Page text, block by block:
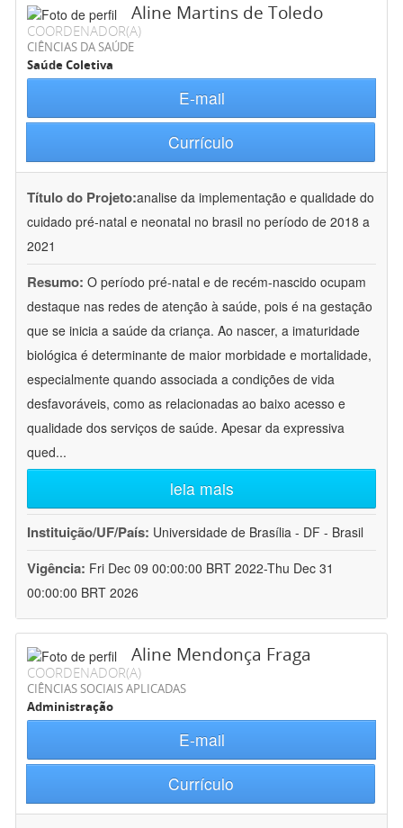
Aline Martins de Toledo
COORDENADOR(A)
CIÊNCIAS DA SAÚDE
Saúde Coletiva
E-mail
Currículo
Título do Projeto:analise da implementação e qualidade do
cuidado pré-natal e neonatal no brasil no período de 2018 a
2021
Resumo: O período pré-natal e de recém-nascido ocupam
destaque nas redes de atenção à saúde, pois é na gestação
que se inicia a saúde da criança. Ao nascer, a imaturidade
biológica é determinante de maior morbidade e mortalidade,
especialmente quando associada a condições de vida
desfavoráveis, como as relacionadas ao baixo acesso e
qualidade dos serviços de saúde. Apesar da expressiva
qued...
leia mais
Instituição/UF/País: Universidade de Brasília - DF - Brasil
Vigência: Fri Dec 09 00:00:00 BRT 2022-Thu Dec 31
00:00:00 BRT 2026
Aline Mendonça Fraga
COORDENADOR(A)
CIÊNCIAS SOCIAIS APLICADAS
Administração
E-mail
Currículo